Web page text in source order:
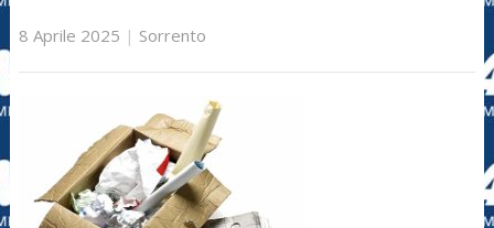
8 Aprile 2025 | Sorrento